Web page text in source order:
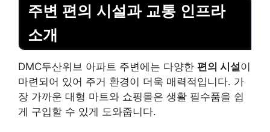
주변 편의 시설과 교통 인프라
소개
DMC두산위브 아파트 주변에는 다양한 편의 시설이
마련되어 있어 주거 환경이 더욱 매력적입니다. 가
장 가까운 대형 마트와 쇼핑몰은 생활 필수품을 쉽
게 구입할 수 있게 도와줍니다.